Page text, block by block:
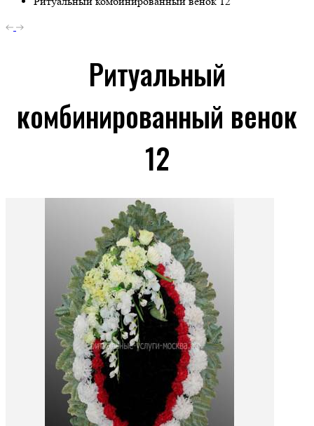
Ритуальный
комбинированный венок
12